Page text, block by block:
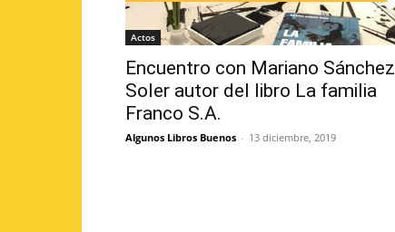
Actos
Encuentro con Mariano Sánchez
Soler autor del libro La familia
Franco S.A.
Algunos Libros Buenos - 13 diciembre, 2019